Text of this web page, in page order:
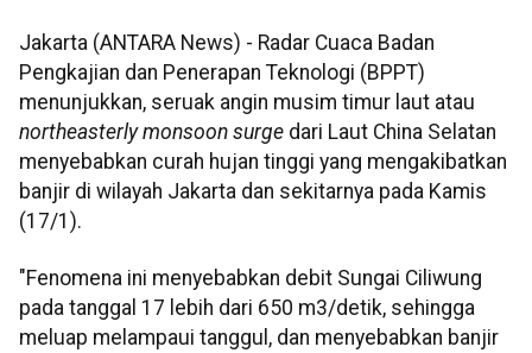
Jakarta (ANTARA News) - Radar Cuaca Badan
Pengkajian dan Penerapan Teknologi (BPPT)
menunjukkan, seruak angin musim timur laut atau
northeasterly monsoon surge dari Laut China Selatan
menyebabkan curah hujan tinggi yang mengakibatkan
banjir di wilayah Jakarta dan sekitarnya pada Kamis
(17/1).
"Fenomena ini menyebabkan debit Sungai Ciliwung
pada tanggal 17 lebih dari 650 m3/detik, sehingga
meluap melampaui tanggul, dan menyebabkan banjir